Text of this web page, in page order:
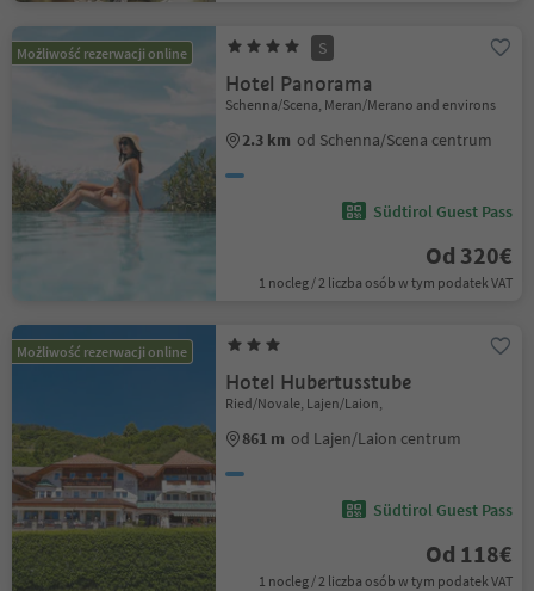
Możliwość rezerwacji online S
Hotel Panorama
Schenna/Scena, Meran/Merano and environs
2.3 km od Schenna/Scena centrum
Südtirol Guest Pass
Od 320€
1 nocleg / 2 liczba osób w tym podatek VAT
Możliwość rezerwacji online
Hotel Hubertusstube
Ried/Novale, Lajen/Laion,
861 m od Lajen/Laion centrum
Südtirol Guest Pass
Od 118€
1 nocleg / 2 liczba osób w tym podatek VAT